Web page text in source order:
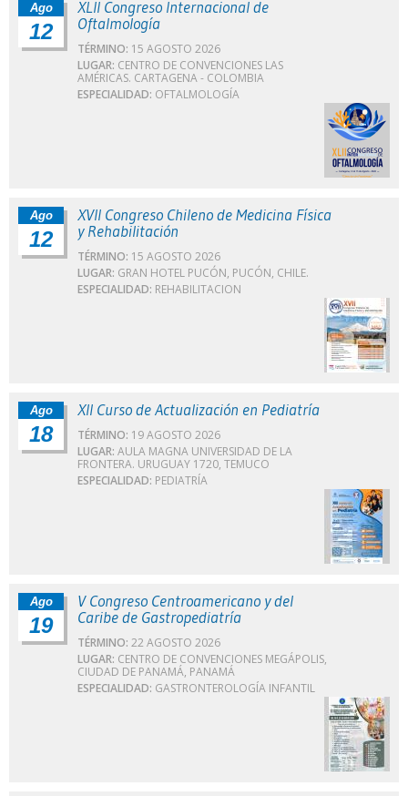
Ago
12
XLII Congreso Internacional de
Oftalmología
TÉRMINO: 15 AGOSTO 2026
LUGAR: CENTRO DE CONVENCIONES LAS
AMÉRICAS. CARTAGENA - COLOMBIA
ESPECIALIDAD: OFTALMOLOGÍA
Ago
12
XVII Congreso Chileno de Medicina Física
y Rehabilitación
TÉRMINO: 15 AGOSTO 2026
LUGAR: GRAN HOTEL PUCÓN, PUCÓN, CHILE.
ESPECIALIDAD: REHABILITACION
Ago
18
XII Curso de Actualización en Pediatría
TÉRMINO: 19 AGOSTO 2026
LUGAR: AULA MAGNA UNIVERSIDAD DE LA
FRONTERA. URUGUAY 1720, TEMUCO
ESPECIALIDAD: PEDIATRÍA
Ago
19
V Congreso Centroamericano y del
Caribe de Gastropediatría
TÉRMINO: 22 AGOSTO 2026
LUGAR: CENTRO DE CONVENCIONES MEGÁPOLIS,
CIUDAD DE PANAMÁ, PANAMÁ
ESPECIALIDAD: GASTRONTEROLOGÍA INFANTIL